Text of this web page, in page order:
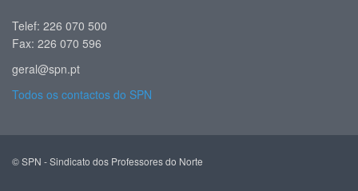
Telef: 226 070 500
Fax: 226 070 596
geral@spn.pt
Todos os contactos do SPN
© SPN - Sindicato dos Professores do Norte